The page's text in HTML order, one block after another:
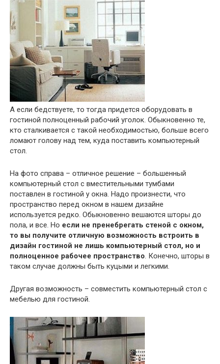
А если бедствуете, то тогда придется оборудовать в
гостиной полноценный рабочий уголок. Обыкновенно те,
кто сталкивается с такой необходимостью, больше всего
ломают голову над тем, куда поставить компьютерный
стол.
На фото справа – отличное решение – большенный
компьютерный стол с вместительными тумбами
поставлен в гостиной у окна. Надо произнести, что
пространство перед окном в нашем дизайне
используется редко. Обыкновенно вешаются шторы до
пола, и все. Но если не пренебрегать стеной с окном,
то вы получите отличную возможность встроить в
дизайн гостиной не лишь компьютерный стол, но и
полноценное рабочее пространство. Конечно, шторы в
таком случае должны быть куцыми и легкими.
Другая возможность – совместить компьютерный стол с
мебелью для гостиной.